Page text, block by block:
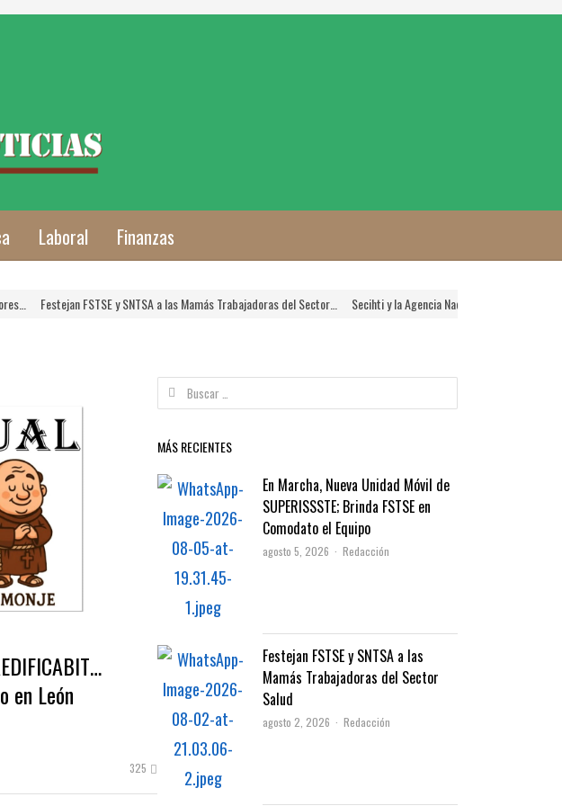
Laboral Finanzas
Festejan FSTSE y SNTSA a las Mamás Trabajadoras del Sector… Secihti y la Agencia Nacional de Aduanas
en León
325
Buscar:
MÁS RECIENTES
En Marcha, Nueva Unidad Móvil de
SUPERISSSTE; Brinda FSTSE en
Comodato el Equipo
agosto 5, 2026 Author
Redacción
Festejan FSTSE y SNTSA a las
Mamás Trabajadoras del Sector
Salud
agosto 2, 2026 Author
Redacción